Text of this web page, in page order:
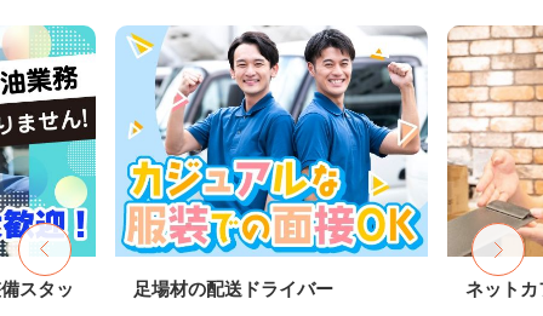
スタッ 足場材の配送ドライバー ネットカ